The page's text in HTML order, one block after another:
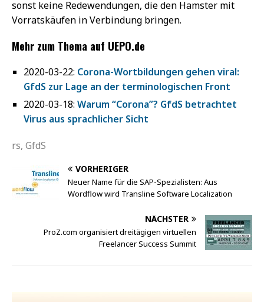
sonst keine Redewendungen, die den Hamster mit
Vorratskäufen in Verbindung bringen.
Mehr zum Thema auf UEPO.de
2020-03-22: Corona-Wortbildungen gehen viral:
GfdS zur Lage an der terminologischen Front
2020-03-18: Warum “Corona”? GfdS betrachtet
Virus aus sprachlicher Sicht
rs, GfdS
VORHERIGER
Neuer Name für die SAP-Spezialisten: Aus
Wordflow wird Transline Software Localization
NÄCHSTER
ProZ.com organisiert dreitägigen virtuellen
Freelancer Success Summit